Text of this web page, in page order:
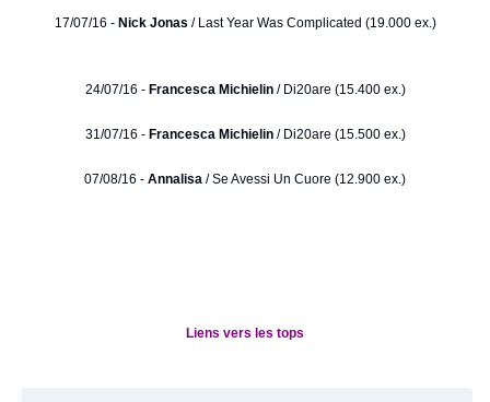
17/07/16 - Nick Jonas / Last Year Was Complicated (19.000 ex.)
24/07/16 - Francesca Michielin/ Di20are (15.400 ex.)
31/07/16 - Francesca Michielin/ Di20are (15.500 ex.)
07/08/16 - Annalisa / Se Avessi Un Cuore (12.900 ex.)
Liens vers les tops